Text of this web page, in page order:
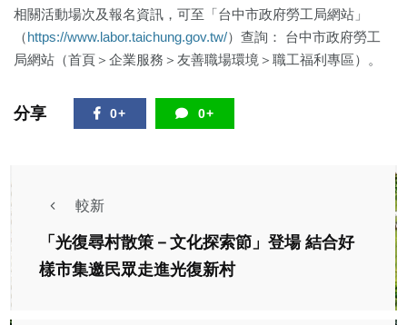
相關活動場次及報名資訊，可至「台中市政府勞工局網站」
（https://www.labor.taichung.gov.tw/）查詢： 台中市政府勞工
局網站（首頁＞企業服務＞友善職場環境＞職工福利專區）。
分享 0+ 0+
較新
「光復尋村散策－文化探索節」登場 結合好
樣市集邀民眾走進光復新村